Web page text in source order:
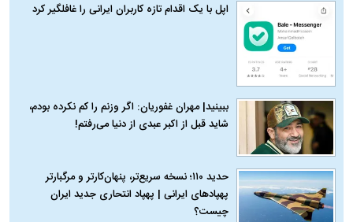
اپل با یک اقدام تازه کاربران ایرانی را غافلگیر کرد
ببینید| مهران غفوریان: اگر وزنم را کم نکرده بودم،
شاید قبل از اکبر عبدی از دنیا می‌رفتم!
حدید ۱۱۰؛ نسخه سریع‌تر، پنهان‌کارتر و مرگبارتر
پهپادهای ایرانی | پهپاد انتحاری جدید ایران
چیست؟